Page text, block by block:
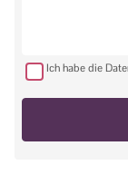
Ich habe die